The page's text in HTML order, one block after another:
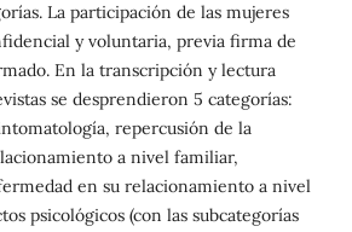
La participación de las mujeres
y voluntaria, previa firma de
En la transcripción y lectura
se desprendieron 5 categorías:
repercusión de la
a nivel familiar,
en su relacionamiento a nivel
psicológicos (con las subcategorías